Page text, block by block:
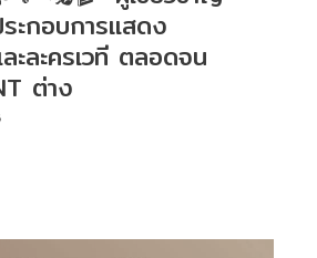
ะกอบการแสดง
ะละครเวที ตลอดจน
ต่าง